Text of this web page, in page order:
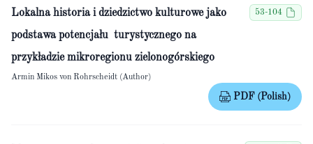
Lokalna historia i dziedzictwo kulturowe jako
podstawa potencjału turystycznego na
przykładzie mikroregionu zielonogórskiego
53-104
Armin Mikos von Rohrscheidt (Author)
PDF (Polish)